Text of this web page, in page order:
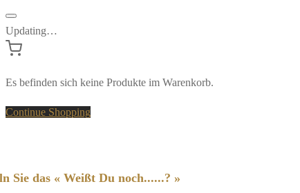
Updating…
Es befinden sich keine Produkte im Warenkorb.
Continue Shopping
Sie das « Weißt Du noch......? »